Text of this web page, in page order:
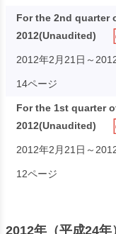
For the 2nd quarter
2012(Unaudited)
2012年2月21日～
14ページ
For the 1st quarter
2012(Unaudited)
2012年2月21日～
12ページ
2012年（平成24年